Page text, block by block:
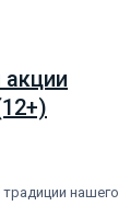
нашего